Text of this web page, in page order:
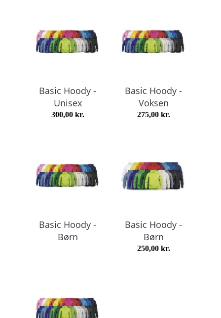
Basic Hoody -
Unisex
300,00 kr.
Basic Hoody -
Voksen
275,00 kr.
Basic Hoody -
Børn
Basic Hoody -
Børn
250,00 kr.